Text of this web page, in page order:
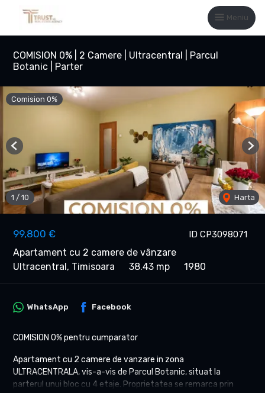
Meniu
COMISION 0% | 2 Camere | Ultracentral | Parcul
Botanic | Parter
ID CP3098071
99,800 €
Apartament cu 2 camere de vânzare
Ultracentral, Timisoara
38.43 mp 1980
Comision 0%
1 / 10 Harta
Previous
WhatsApp Facebook
COMISION 0% pentru cumparator
Apartament cu 2 camere de vanzare in zona
ULTRACENTRALA, vis-a-vis de Parcul Botanic, situat la
parterul unui bloc cu 4 etaje. Proprietatea se remarca prin